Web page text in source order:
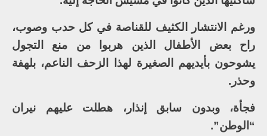
ورغم الانتشار الكثيف للقناصة في كل حدب وصوب،
راح بعض الأطفال الذين هربوا من منع التجول
يشوحون بأيديهم الصغيرة لهذا الزحف الناعم، بلهفة
وحذر.
فجأة، وبدون سابق إنذار، هطلت عليهم نيران
“الوطن”.